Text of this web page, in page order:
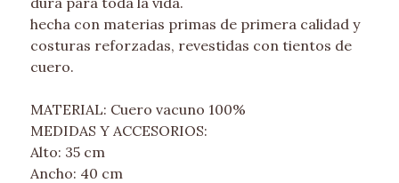
hecha con materias primas de primera calidad y
costuras reforzadas, revestidas con tientos de
cuero.
MATERIAL: Cuero vacuno 100%
MEDIDAS Y ACCESORIOS:
Alto: 35 cm
Ancho: 40 cm